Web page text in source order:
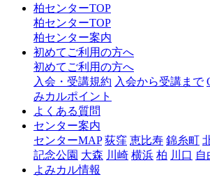
柏センターTOP
柏センターTOP
柏センター案内
初めてご利用の方へ
初めてご利用の方へ
入会・受講規約 入会から受講まで
みカルポイント
よくある質問
センター案内
センターMAP 荻窪 恵比寿 錦糸町
記念公園 大森 川崎 横浜 柏 川口 自
よみカル情報